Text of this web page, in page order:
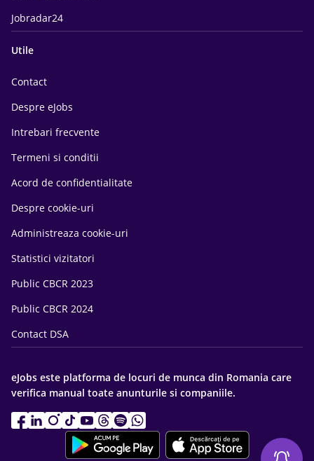
Jobradar24
Utile
Contact
Despre eJobs
Intrebari frecvente
Termeni si conditii
Acord de confidentialitate
Despre cookie-uri
Administreaza cookie-uri
Statistici vizitatori
Public CBCR 2023
Public CBCR 2024
Contact DSA
eJobs este platforma de locuri de munca din Romania care
verifica manual toate anunturile si companiile.